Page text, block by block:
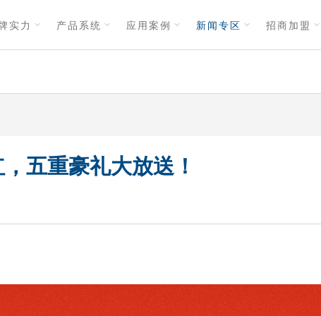
实力 产品系统 应用案例 新闻专区 招商加盟
五重豪礼大放送！